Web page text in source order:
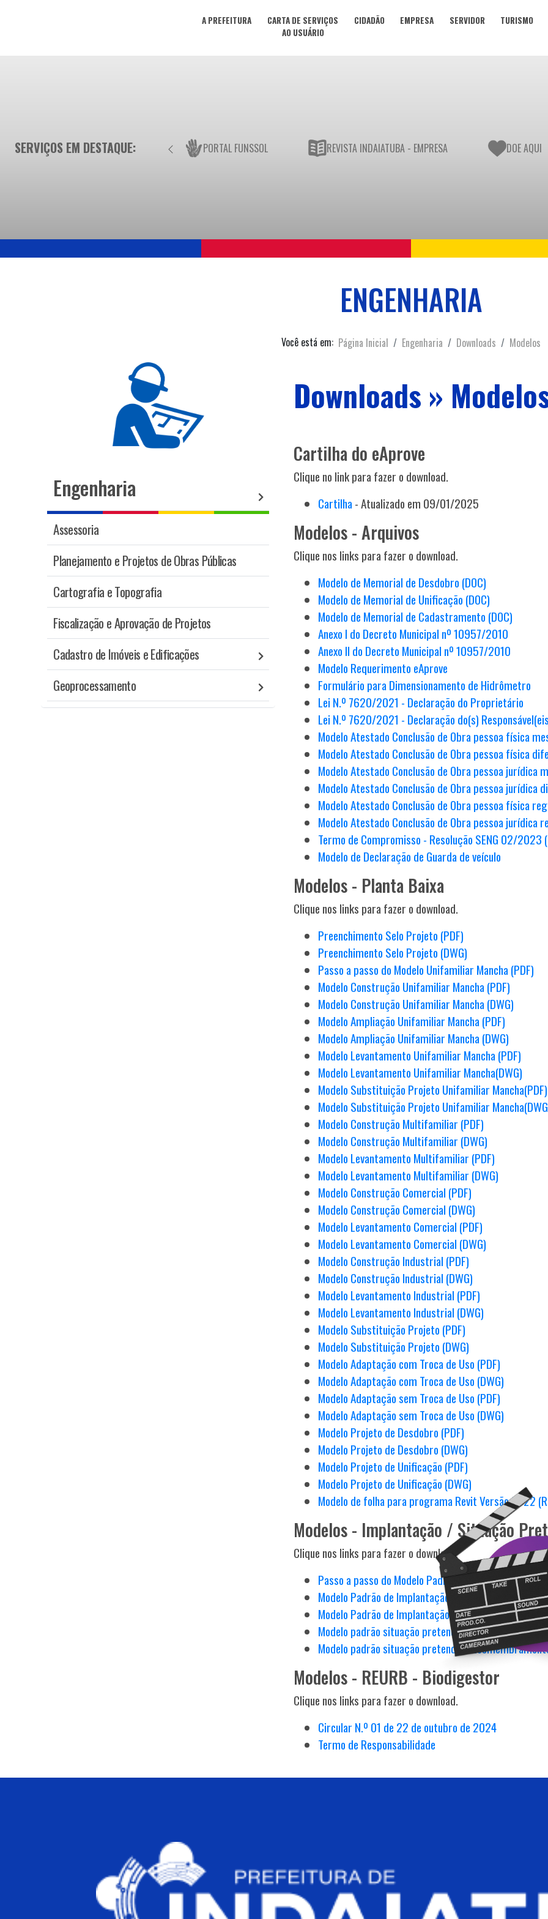
A PREFEITURA
CARTA DE SERVIÇOS
AO USUÁRIO
CIDADÃO EMPRESA SERVIDOR TURISMO
SERVIÇOS EM DESTAQUE: PORTAL FUNSSOL REVISTA INDAIATUBA - EMPRESA DOE AQUI
ENGENHARIA
Você está em: Página Inicial Engenharia Downloads Modelos
Engenharia
Assessoria
Planejamento e Projetos de Obras Públicas
Cartografia e Topografia
Fiscalização e Aprovação de Projetos
Cadastro de Imóveis e Edificações
Geoprocessamento
Downloads »
Cartilha do eAprove
Clique no link para fazer o download.
Cartilha- Atualizado em 09/01/2025
Modelos - Arquivos
Clique nos links para fazer o download.
Modelo de Memorial de Desdobro (DOC)
Modelo de Memorial de Unificação (DOC)
Modelo de Memorial de Cadastramento (DOC)
Anexo I do Decreto Municipal nº 10957/2010
Anexo II do Decreto Municipal nº 10957/2010
Modelo Requerimento eAprove
Formulário para Dimensionamento de Hidrômetro
Lei N.º 7620/2021 - Declaração do Proprietário
Lei N.º 7620/2021 - Declaração do(s)
Modelo Atestado Conclusão de Obra pessoa física
Modelo Atestado Conclusão de Obra pessoa física
Modelo Atestado Conclusão de Obra pessoa jurídica
Modelo Atestado Conclusão de Obra pessoa
Modelo Atestado Conclusão de Obra pessoa física
Modelo Atestado Conclusão de Obra pessoa jurídica
Termo de Compromisso - Resolução SENG 02/2023
Modelo de Declaração de Guarda de veículo
Modelos - Planta Baixa
Clique nos links para fazer o download.
Preenchimento Selo Projeto (PDF)
Preenchimento Selo Projeto (DWG)
Passo a passo do Modelo Unifamiliar Mancha (PDF)
Modelo Construção Unifamiliar Mancha (PDF)
Modelo Construção Unifamiliar Mancha (DWG)
Modelo Ampliação Unifamiliar Mancha (PDF)
Modelo Ampliação Unifamiliar Mancha (DWG)
Modelo Levantamento Unifamiliar Mancha (PDF)
Modelo Levantamento Unifamiliar Mancha(DWG)
Modelo Substituição Projeto Unifamiliar Mancha(PDF)
Modelo Substituição Projeto Unifamiliar
Modelo Construção Multifamiliar (PDF)
Modelo Construção Multifamiliar (DWG)
Modelo Levantamento Multifamiliar (PDF)
Modelo Levantamento Multifamiliar (DWG)
Modelo Construção Comercial (PDF)
Modelo Construção Comercial (DWG)
Modelo Levantamento Comercial (PDF)
Modelo Levantamento Comercial (DWG)
Modelo Construção Industrial (PDF)
Modelo Construção Industrial (DWG)
Modelo Levantamento Industrial (PDF)
Modelo Levantamento Industrial (DWG)
Modelo Substituição Projeto (PDF)
Modelo Substituição Projeto (DWG)
Modelo Adaptação com Troca de Uso (PDF)
Modelo Adaptação com Troca de Uso (DWG)
Modelo Adaptação sem Troca de Uso (PDF)
Modelo Adaptação sem Troca de Uso (DWG)
Modelo Projeto de Desdobro (PDF)
Modelo Projeto de Desdobro (DWG)
Modelo Projeto de Unificação (PDF)
Modelo Projeto de Unificação (DWG)
Modelo de folha para programa Revit Versão 2022
Modelos - Implantação / Situação
Clique nos links para fazer o download.
Passo a passo do Modelo Padrão de Implantação
Modelo Padrão de Implantação (PDF)
Modelo Padrão de Implantação (DWG)
Modelo padrão situação pretendida
Modelo padrão situação pretendida
Modelos - REURB - Biodigestor
Clique nos links para fazer o download.
Circular N.º 01 de 22 de outubro de 2024
Termo de Responsabilidade